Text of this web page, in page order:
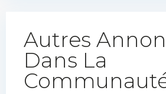
Autres
Dans La